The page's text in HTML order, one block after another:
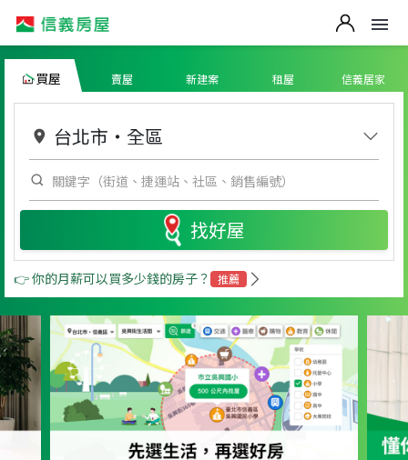
買屋 賣屋 新建案 租屋 信義居家
台北市 ・ 全區
找好屋
👉 你的月薪可以買多少錢的房子？ 推薦